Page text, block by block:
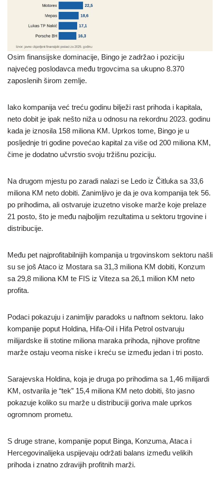
Osim finansijske dominacije, Bingo je zadržao i poziciju
najvećeg poslodavca među trgovcima sa ukupno 8.370
zaposlenih širom zemlje.
Iako kompanija već treću godinu bilježi rast prihoda i kapitala,
neto dobit je ipak nešto niža u odnosu na rekordnu 2023. godinu
kada je iznosila 158 miliona KM. Uprkos tome, Bingo je u
posljednje tri godine povećao kapital za više od 200 miliona KM,
čime je dodatno učvrstio svoju tržišnu poziciju.
Na drugom mjestu po zaradi nalazi se Ledo iz Čitluka sa 33,6
miliona KM neto dobiti. Zanimljivo je da je ova kompanija tek 56.
po prihodima, ali ostvaruje izuzetno visoke marže koje prelaze
21 posto, što je među najboljim rezultatima u sektoru trgovine i
distribucije.
Među pet najprofitabilnijih kompanija u trgovinskom sektoru našli
su se još Ataco iz Mostara sa 31,3 miliona KM dobiti, Konzum
sa 29,8 miliona KM te FIS iz Viteza sa 26,1 milion KM neto
profita.
Podaci pokazuju i zanimljiv paradoks u naftnom sektoru. Iako
kompanije poput Holdina, Hifa-Oil i Hifa Petrol ostvaruju
milijardske ili stotine miliona maraka prihoda, njihove profitne
marže ostaju veoma niske i kreću se između jedan i tri posto.
Sarajevska Holdina, koja je druga po prihodima sa 1,46 milijardi
KM, ostvarila je “tek” 15,4 miliona KM neto dobiti, što jasno
pokazuje koliko su marže u distribuciji goriva male uprkos
ogromnom prometu.
S druge strane, kompanije poput Binga, Konzuma, Ataca i
Hercegovinalijeka uspijevaju održati balans između velikih
prihoda i znatno zdravijih profitnih marži.